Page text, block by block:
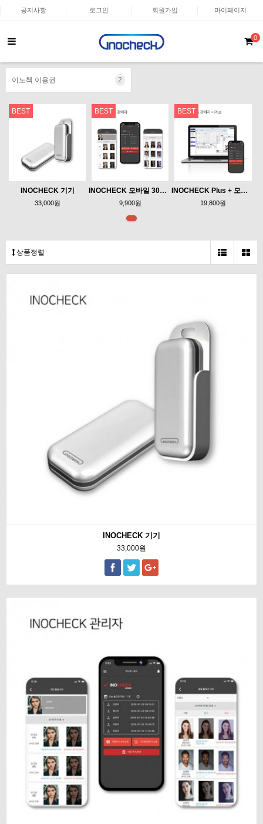
공지사항 로그인 회원가입 마이페이지
0
이노첵 이용권 2
BEST
INOCHECK 기기
33,000원
BEST
INOCHECK 모바일 30일 이용권
9,900원
BEST
INOCHECK Plus + 모바일 30일 이용권
19,800원
상품정렬
INOCHECK 기기
33,000원